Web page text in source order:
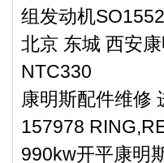
组发动机
北京 东城 西安
NTC330
康明斯配件维修
157978
990kw开平康明